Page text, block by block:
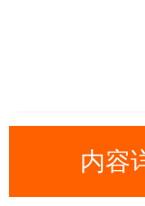
内容